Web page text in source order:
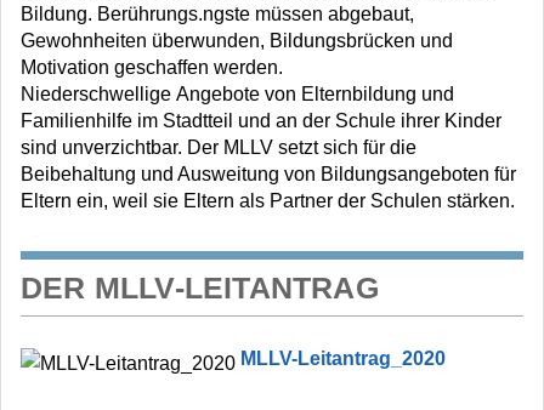
Bildung. Berührungs.ngste müssen abgebaut,
Gewohnheiten überwunden, Bildungsbrücken und
Motivation geschaffen werden.
Niederschwellige Angebote von Elternbildung und
Familienhilfe im Stadtteil und an der Schule ihrer Kinder
sind unverzichtbar. Der MLLV setzt sich für die
Beibehaltung und Ausweitung von Bildungsangeboten für
Eltern ein, weil sie Eltern als Partner der Schulen stärken.
DER MLLV-LEITANTRAG
MLLV-Leitantrag_2020